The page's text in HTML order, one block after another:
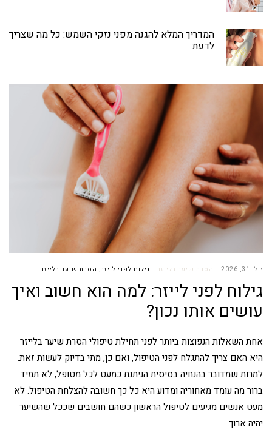
המדריך המלא להגנה מפני נזקי השמש: כל מה שצריך
לדעת
יולי 31, 2026 הסרת שיער בלייזר גילוח לפני לייזר, הסרת שיער בלייזר
גילוח לפני לייזר: למה הוא חשוב ואיך
עושים אותו נכון?
אחת השאלות הנפוצות ביותר לפני תחילת טיפולי הסרת שיער בלייזר
היא האם צריך להתגלח לפני הטיפול, ואם כן, מתי בדיוק לעשות זאת.
למרות שמדובר בהנחיה בסיסית הניתנת כמעט לכל מטופל, לא תמיד
ברור מה עומד מאחוריה ומדוע היא כל כך חשובה להצלחת הטיפול. לא
מעט אנשים מגיעים לטיפול הראשון כשהם חושבים שככל שהשיער
יהיה ארוך